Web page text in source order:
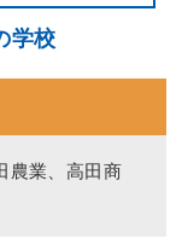
学校
農業、高田商